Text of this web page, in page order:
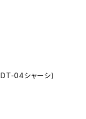
04シャーシ)